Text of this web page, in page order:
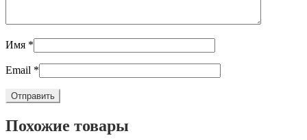
Имя *
Email *
Похожие товары